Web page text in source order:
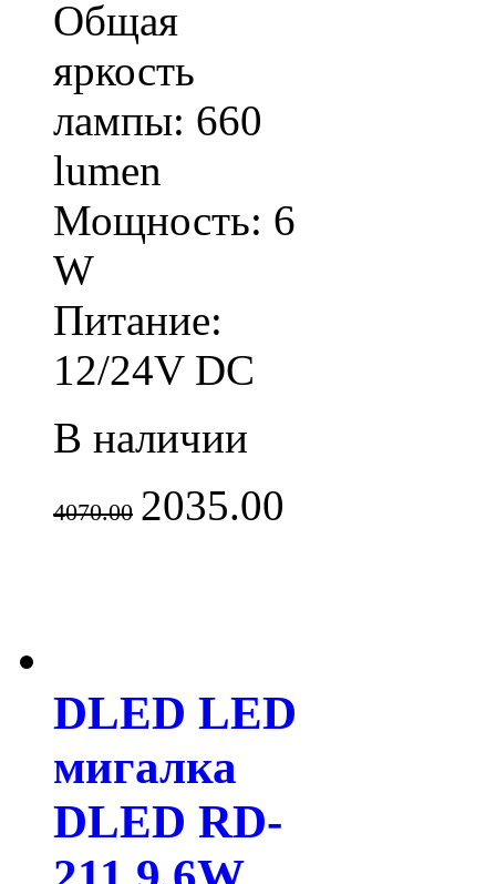
Общая
яркость
лампы: 660
lumen
Мощность: 6
W
Питание:
12/24V DC
В наличии
4070.00 2035.00
DLED LED
мигалка
DLED RD-